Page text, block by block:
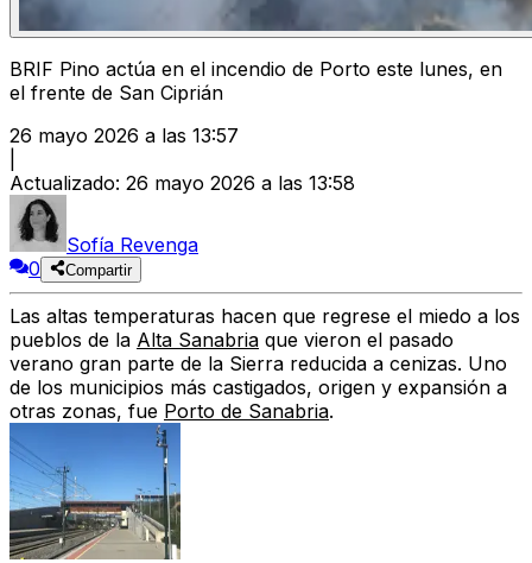
BRIF Pino actúa en el incendio de Porto este lunes, en
el frente de San Ciprián
26 mayo 2026 a las 13:57
Actualizado: 26 mayo 2026 a las 13:58
Sofía Revenga
0
Compartir
Las altas temperaturas hacen que regrese el miedo a los
pueblos de la Alta Sanabria que vieron el pasado
verano gran parte de la Sierra reducida a cenizas. Uno
de los municipios más castigados, origen y expansión a
otras zonas, fue Porto de Sanabria.